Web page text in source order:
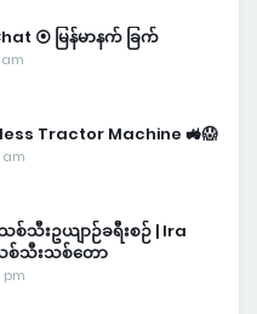
⦿ မြန်မာနက် ခြက်
Tractor Machine 🚜😱
am
သစ်သီးဥယျာဉ်ခရီးစဉ် | Ira
စ်သီးသစ်တော
pm